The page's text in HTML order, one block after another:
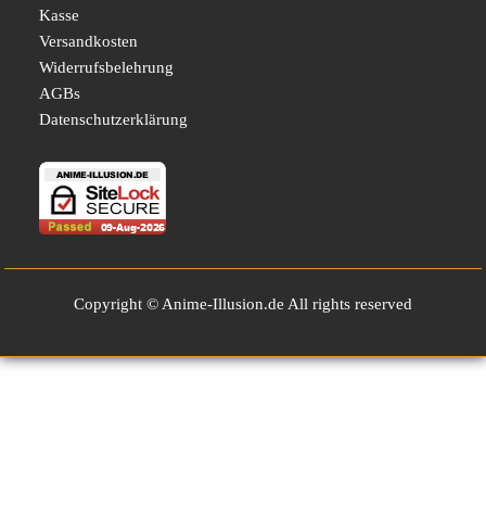
Kasse
Versandkosten
Widerrufsbelehrung
AGBs
Datenschutzerklärung
Copyright © Anime-Illusion.de All rights reserved